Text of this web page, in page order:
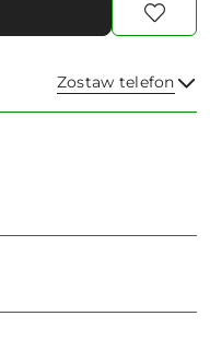
Zostaw telefon